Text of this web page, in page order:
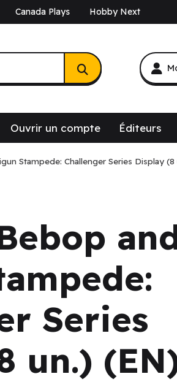
Canada Plays Hobby Next
Ouvrir un compte Éditeurs
Stampede: Challenger Series Display (8
Series
un.)